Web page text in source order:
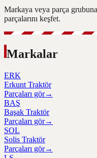
Markaya veya parça
parçalarını keşfet.
Markalar
ERK
Erkunt Traktör
Parçaları gör→
BAŞ
Başak Traktör
Parçaları gör→
SOL
Solis Traktör
Parçaları gör→